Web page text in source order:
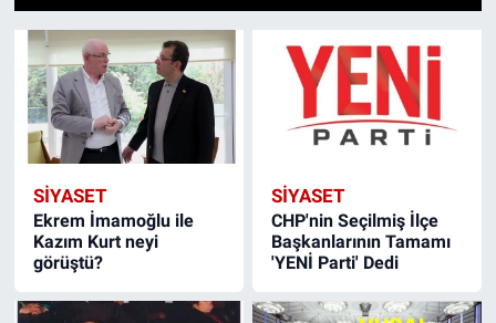
1
SİYASET
Ekrem İmamoğlu ile
Kazım Kurt neyi
görüştü?
SİYASET
CHP'nin Seçilmiş İlçe
Başkanlarının Tamamı
'YENİ Parti' Dedi
ASAYİŞ